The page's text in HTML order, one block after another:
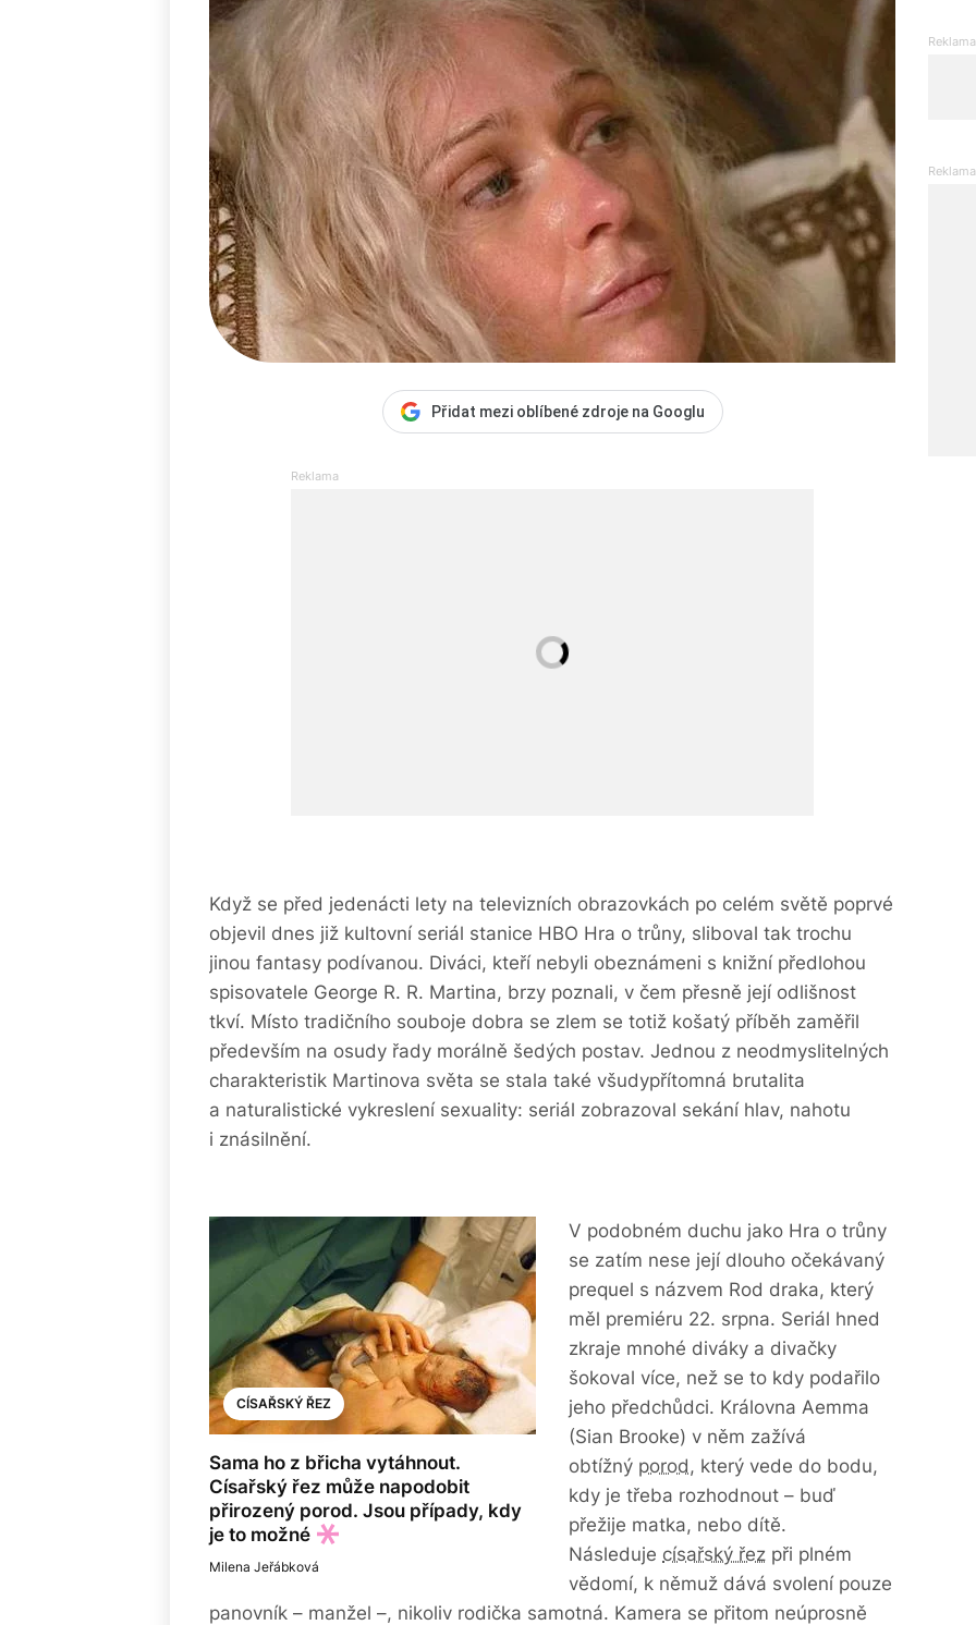
Přidat mezi oblíbené zdroje na Googlu
Když se před jedenácti lety na televizních obrazovkách po celém světě poprvé
objevil dnes již kultovní seriál stanice HBO Hra o trůny, sliboval tak trochu
jinou fantasy podívanou. Diváci, kteří nebyli obeznámeni s knižní předlohou
spisovatele George R. R. Martina, brzy poznali, v čem přesně její odlišnost
tkví. Místo tradičního souboje dobra se zlem se totiž košatý příběh zaměřil
především na osudy řady morálně šedých postav. Jednou z neodmyslitelných
charakteristik Martinova světa se stala také všudypřítomná brutalita
a naturalistické vykreslení sexuality: seriál zobrazoval sekání hlav, nahotu
i znásilnění.
CÍSAŘSKÝ ŘEZ
Sama ho z břicha vytáhnout.
Císařský řez může napodobit
přirozený porod. Jsou případy, kdy
je to možné
Milena Jeřábková
V podobném duchu jako Hra o trůny
se zatím nese její dlouho očekávaný
prequel s názvem Rod draka, který
měl premiéru 22. srpna. Seriál hned
zkraje mnohé diváky a divačky
šokoval více, než se to kdy podařilo
jeho předchůdci. Královna Aemma
(Sian Brooke) v něm zažívá
obtížný porod, který vede do bodu,
kdy je třeba rozhodnout – buď
přežije matka, nebo dítě.
Následuje císařský řez při plném
vědomí, k němuž dává svolení pouze
panovník – manžel –, nikoliv rodička samotná. Kamera se přitom neúprosně